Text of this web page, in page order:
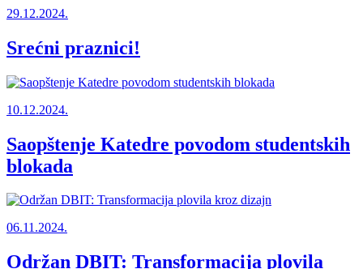
29.12.2024.
Srećni praznici!
10.12.2024.
Saopštenje Katedre povodom studentskih
blokada
06.11.2024.
Održan DBIT: Transformacija plovila